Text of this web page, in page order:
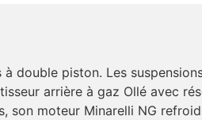
double piston. Les
arrière à gaz Ollé avec
son moteur Minarelli NG